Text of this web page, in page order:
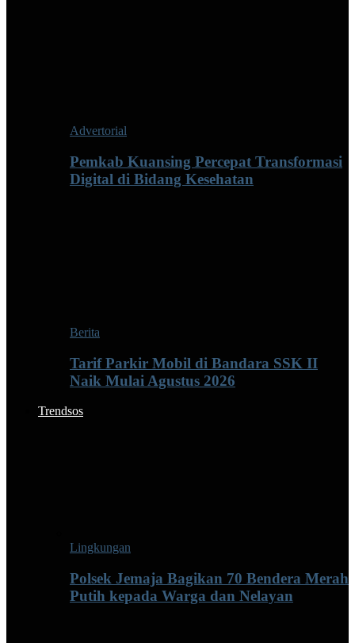
Advertorial
Pemkab Kuansing Percepat Transformasi
Digital di Bidang Kesehatan
Berita
Tarif Parkir Mobil di Bandara SSK II
Naik Mulai Agustus 2026
Trendsos
Lingkungan
Polsek Jemaja Bagikan 70 Bendera Merah
Putih kepada Warga dan Nelayan